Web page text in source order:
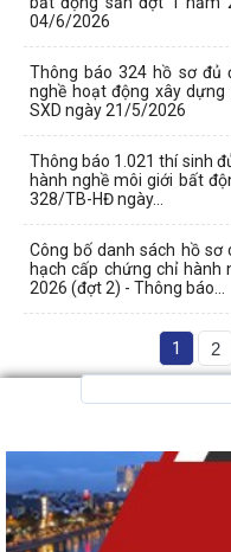
04/6/2026
Thông báo 324 hồ sơ đủ
nghề hoạt động xây
SXD ngày 21/5/2026
Thông báo 1.021 thí sinh
hành nghề môi giới bất
328/TB-HĐ ngày...
Công bố danh sách hồ sơ
hạch cấp chứng chỉ
2026 (đợt 2) - Thông báo...
1 2